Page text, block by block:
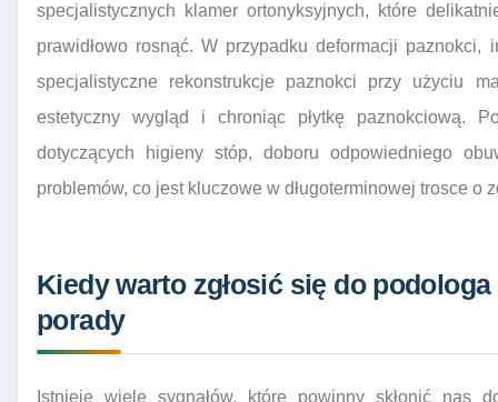
specjalistycznych klamer ortonyksyjnych, które
prawidłowo rosnąć. W przypadku deformacji
specjalistyczne rekonstrukcje paznokci przy użyciu
estetyczny wygląd i chroniąc płytkę paznokciową.
dotyczących higieny stóp, doboru odpowiedniego
problemów, co jest kluczowe w długoterminowej trosce o
Kiedy warto zgłosić się do
porady
Istnieje wiele sygnałów, które powinny skłonić nas